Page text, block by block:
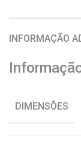
INFORMAÇÃO
DIMENSÕES